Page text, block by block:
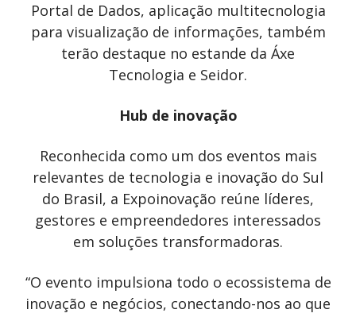
Portal de Dados, aplicação multitecnologia
para visualização de informações, também
terão destaque no estande da Áxe
Tecnologia e Seidor.
Hub de inovação
Reconhecida como um dos eventos mais
relevantes de tecnologia e inovação do Sul
do Brasil, a Expoinovação reúne líderes,
gestores e empreendedores interessados
em soluções transformadoras.
“O evento impulsiona todo o ecossistema de
inovação e negócios, conectando-nos ao que